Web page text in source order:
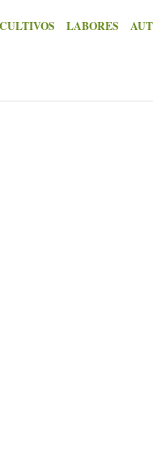
CULTIVOS LABORES